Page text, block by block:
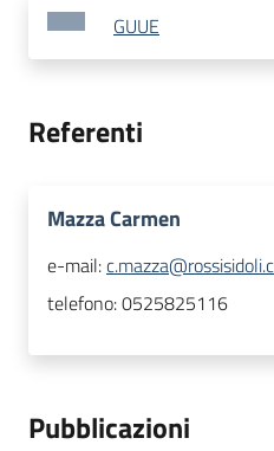
GUUE
Referenti
Mazza Carmen
e-mail:
telefono:0525825116
Pubblicazioni